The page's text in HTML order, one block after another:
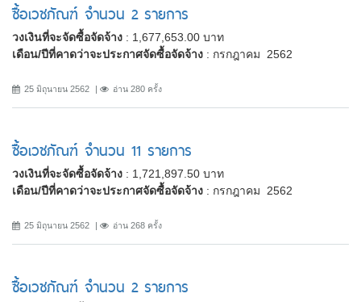
ซื้อเวชภัณฑ์ จำนวน 2 รายการ
วงเงินที่จะจัดซื้อจัดจ้าง : 1,677,653.00 บาท
เดือน/ปีที่คาดว่าจะประกาศจัดซื้อจัดจ้าง : กรกฎาคม 2562
25 มิถุนายน 2562 อ่าน 280 ครั้ง
ซื้อเวชภัณฑ์ จำนวน 11 รายการ
วงเงินที่จะจัดซื้อจัดจ้าง : 1,721,897.50 บาท
เดือน/ปีที่คาดว่าจะประกาศจัดซื้อจัดจ้าง : กรกฎาคม 2562
25 มิถุนายน 2562 อ่าน 268 ครั้ง
ซื้อเวชภัณฑ์ จำนวน 2 รายการ